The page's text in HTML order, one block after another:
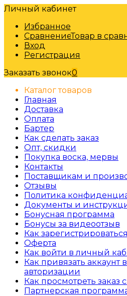
Личный кабинет
Избранное
СравнениеТовар в
Вход
Регистрация
Заказать звонок0
Каталог товаров
Главная
Доставка
Оплата
Бартер
Как сделать заказ
Опт, скидки
Покупка воска, мервы
Контакты
Поставщикам и
Отзывы
Политика
Документы и
Бонусная программа
Бонусы за видеоотзыв
Как зарегистрироваться
Оферта
Как войти в личный
Как привязать аккаунт
авторизации
Как просмотреть
Партнерская